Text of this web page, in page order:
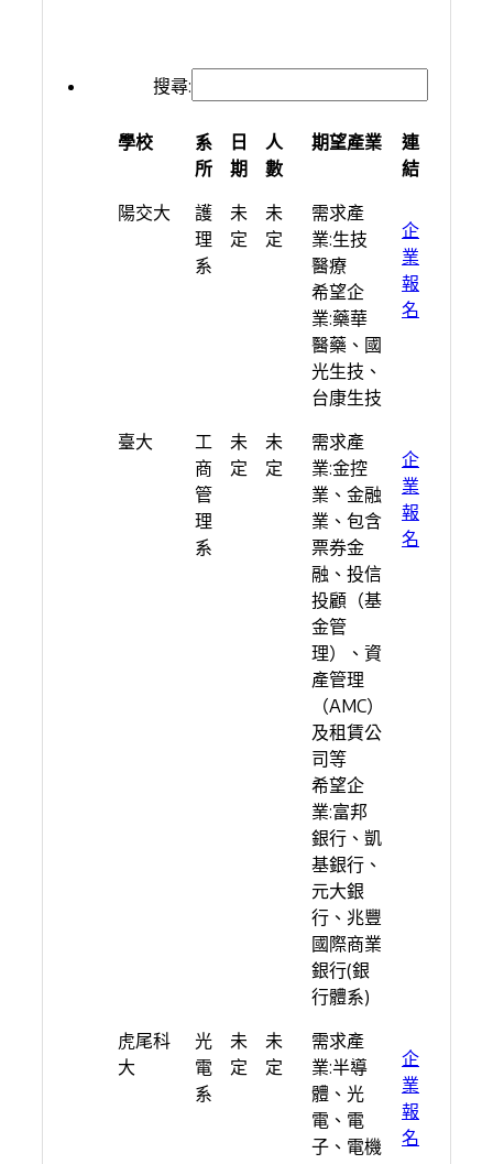
搜尋:
學校
系
所
日
期
人
數
期望產業
連
結
學校
系
所
日
期
人
數
期望產業
結
陽交大
護
理
系
未
定
未
定
需求產
業:生技
醫療
希望企
業:藥華
醫藥、國
光生技、
台康生技
企
業
報
名
臺大
工
商
管
理
系
未
定
未
定
需求產
業:金控
業、金融
業、包含
票券金
融、投信
投顧（基
金管
理）、資
產管理
（AMC）
及租賃公
司等
希望企
業:富邦
銀行、凱
基銀行、
元大銀
行、兆豐
國際商業
銀行(銀
行體系)
企
業
報
名
虎尾科
大
光
電
系
未
定
未
定
需求產
業:半導
體、光
電、電
子、電機
企
業
報
名